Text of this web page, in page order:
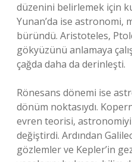
düzenini belirlemek için
Yunan’da ise astronomi,
büründü. Aristoteles,
gökyüzünü anlamaya
çağda daha da derinleşti.
Rönesans dönemi ise
dönüm noktasıydı.
evren teorisi,
değiştirdi. Ardından
gözlemler ve Kepler’in